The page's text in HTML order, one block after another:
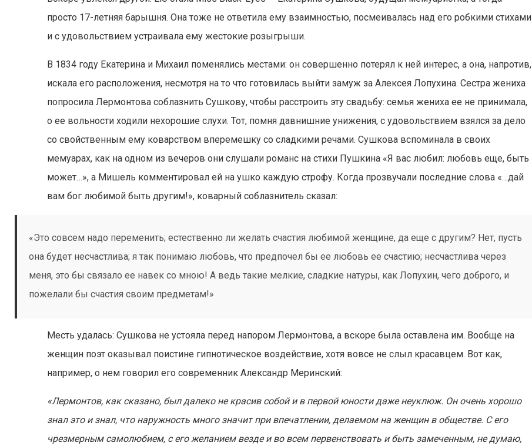
просто 17-летняя барышня. Она тоже не ответила ему взаимностью, посмеивалась над его робкими стихами
и с удовольствием устраивала ему жестокие розыгрыши.
В 1834 году Екатерина и Михаил поменялись местами: он совершенно потерял к ней интерес, а она, напротив,
искала его расположения, несмотря на то что готовилась выйти замуж за Алексея Лопухина. Сестра жениха
попросила Лермонтова соблазнить Сушкову, чтобы расстроить эту свадьбу: семья жениха ее не принимала,
о ее вольности ходили нехорошие слухи. Тот, помня давнишние унижения, с удовольствием взялся за дело
со свойственным ему коварством вперемешку со сладкими речами. Сушкова вспоминала в своих
мемуарах, как на одном из вечеров они слушали романс на стихи Пушкина «Я вас любил: любовь еще, быть
может…», а Мишель комментировал ей на ушко каждую строфу. Когда прозвучали последние слова «…дай
вам бог любимой быть другим!», коварный соблазнитель сказал:
«Это совсем надо переменить; естественно ли желать счастия любимой женщине, да еще с другим? Нет, пусть
она будет несчастлива; я так понимаю любовь, что предпочел бы ее любовь ее счастию; несчастлива через
меня, это бы связало ее навек со мною! А ведь такие мелкие, сладкие натуры, как Лопухин, чего доброго, и
пожелали бы счастия своим предметам!»
Месть удалась: Сушкова не устояла перед напором Лермонтова, а вскоре была оставлена им. Вообще на
женщин поэт оказывал поистине гипнотическое воздействие, хотя вовсе не слыл красавцем. Вот как,
например, о нем говорил его современник Александр Меринский:
«Лермонтов, как сказано, был далеко не красив собой и в первой юности даже неуклюж. Он очень хорошо
знал это и знал, что наружность много значит при впечатлении, делаемом на женщин в обществе. С его
чрезмерным самолюбием, с его желанием везде и во всем первенствовать и быть замеченным, не думаю,